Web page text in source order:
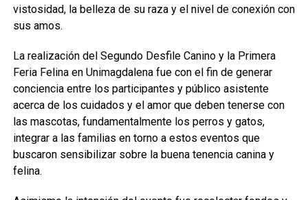
vistosidad, la belleza de su raza y el nivel de conexión con
sus amos.
La realización del Segundo Desfile Canino y la Primera
Feria Felina en Unimagdalena fue con el fin de generar
conciencia entre los participantes y público asistente
acerca de los cuidados y el amor que deben tenerse con
las mascotas, fundamentalmente los perros y gatos,
integrar a las familias en torno a estos eventos que
buscaron sensibilizar sobre la buena tenencia canina y
felina.